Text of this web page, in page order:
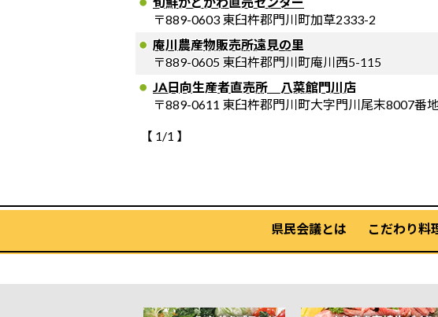
〒889-0603 東臼杵郡門川町加草2333-2
庵川農産物販売所遠見の里
〒889-0605 東臼杵郡門川町庵川西5-115
JA日向生産者直売所 八菜館門川店
〒889-0611 東臼杵郡門川町大字門川尾末8007番
【 1/1 】
県民会議とは こだわり料